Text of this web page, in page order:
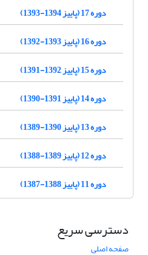
دوره 17 (پاییز 1394-1393)
دوره 16 (پاییز 1393-1392)
دوره 15 (پاییز 1392-1391)
دوره 14 (پاییز 1391-1390)
دوره 13 (پاییز 1390-1389)
دوره 12 (پاییز 1389-1388)
دوره 11 (پاییز 1388-1387)
دسترسی سریع
صفحه اصلی